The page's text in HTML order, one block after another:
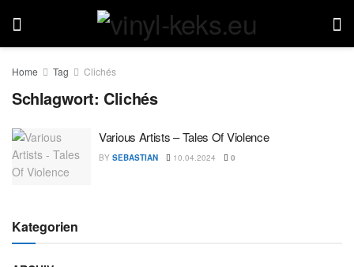
Home Tag Clichés
Schlagwort: Clichés
Various Artists – Tales Of Violence
BY SEBASTIAN 10.04.2024 0
Kategorien